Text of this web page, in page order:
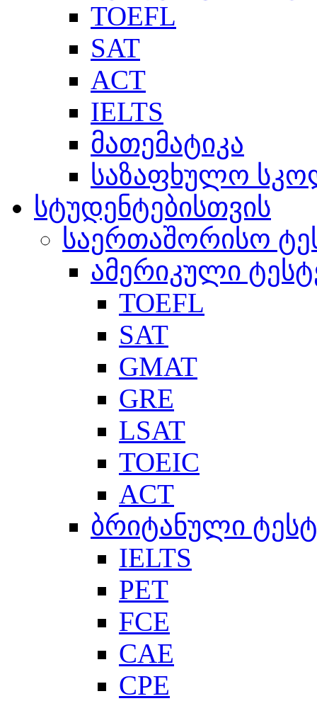
TOEFL
SAT
ACT
IELTS
მათემატიკა
საზაფხულო
სტუდენტებისთვის
საერთაშორისო
ამერიკული
TOEFL
SAT
GMAT
GRE
LSAT
TOEIC
ACT
ბრიტანული
IELTS
PET
FCE
CAE
CPE